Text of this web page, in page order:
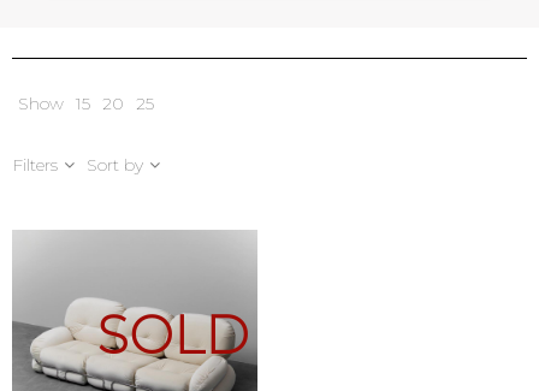
Show 15 20 25
Filters Sort by
SOLD